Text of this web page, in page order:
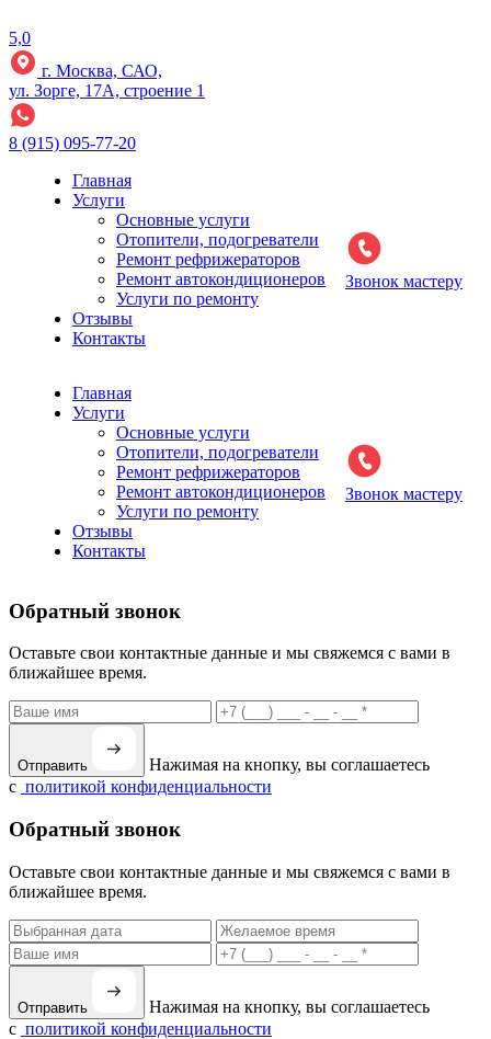
5,0
г. Москва, САО,
ул. Зорге, 17А, строение 1
8 (915) 095-77-20
Главная
Услуги
Основные услуги
Отопители, подогреватели
Ремонт рефрижераторов
Ремонт автокондиционеров
Услуги по ремонту
Отзывы
Контакты
Звонок мастеру
Главная
Услуги
Основные услуги
Отопители, подогреватели
Ремонт рефрижераторов
Ремонт автокондиционеров
Услуги по ремонту
Отзывы
Контакты
Звонок мастеру
Обратный звонок
Оставьте свои контактные данные и мы свяжемся с вами в
ближайшее время.
Отправить
Нажимая на кнопку, вы соглашаетесь
с политикой конфиденциальности
Обратный звонок
Оставьте свои контактные данные и мы свяжемся с вами в
ближайшее время.
Отправить
Нажимая на кнопку, вы соглашаетесь
с политикой конфиденциальности